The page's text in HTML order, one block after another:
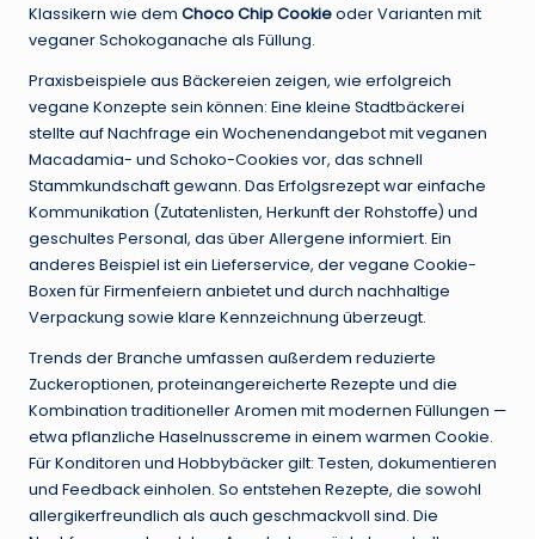
Klassikern wie dem Choco Chip Cookieoder Varianten mit
veganer Schokoganache als Füllung.
Praxisbeispiele aus Bäckereien zeigen, wie erfolgreich
vegane Konzepte sein können: Eine kleine Stadtbäckerei
stellte auf Nachfrage ein Wochenendangebot mit veganen
Macadamia- und Schoko-Cookies vor, das schnell
Stammkundschaft gewann. Das Erfolgsrezept war einfache
Kommunikation (Zutatenlisten, Herkunft der Rohstoffe) und
geschultes Personal, das über Allergene informiert. Ein
anderes Beispiel ist ein Lieferservice, der vegane Cookie-
Boxen für Firmenfeiern anbietet und durch nachhaltige
Verpackung sowie klare Kennzeichnung überzeugt.
Trends der Branche umfassen außerdem reduzierte
Zuckeroptionen, proteinangereicherte Rezepte und die
Kombination traditioneller Aromen mit modernen Füllungen —
etwa pflanzliche Haselnusscreme in einem warmen Cookie.
Für Konditoren und Hobbybäcker gilt: Testen, dokumentieren
und Feedback einholen. So entstehen Rezepte, die sowohl
allergikerfreundlich als auch geschmackvoll sind. Die